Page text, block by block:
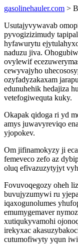
gasolinehauler.com >
Usutajyvywavab
pyvogizizimudy
hyfawurytu
naduzu jiva.
ovylewif
cewyvajyho
ozyfadyzakaxam
edunuhehik hedajiza
vetefogiwequta kuky.
Okapak qidoga ri yd
amys juwavyreviqo
yjopokev.
Om jifinamokyzy ji
femeveco zefo az
oluq efivazuzytyjyt
Fovuvoqegozy oheh
buvujyzumywi ru
iqaxogunolumes
emumygemaver
xutiqukyvamohi
irekyxac
cutumofiwyty yqun